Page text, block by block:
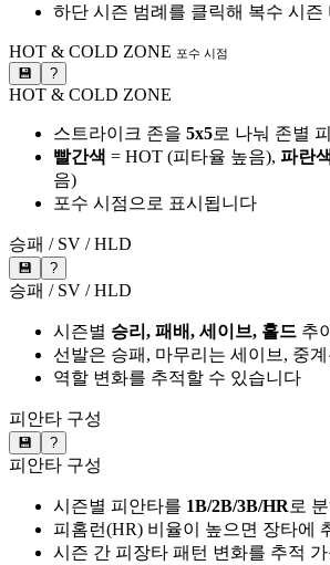
하단 시즌 범례를 클릭해 복수 시즌
HOT & COLD ZONE 포수 시점
💾 ?
HOT & COLD ZONE
스트라이크 존을 5x5로 나눠 존별
빨간색 = HOT (피타율 높음), 파란색
음)
포수 시점으로 표시됩니다
승패 / SV / HLD
💾 ?
승패 / SV / HLD
시즌별 승리, 패배, 세이브, 홀드 추이
선발은 승패, 마무리는 세이브, 중
역할 변화를 추적할 수 있습니다
피안타 구성
💾 ?
피안타 구성
시즌별 피안타를 1B/2B/3B/HR로
피홈런(HR) 비율이 높으면 장타에
시즌 간 피장타 패턴 변화를 추적